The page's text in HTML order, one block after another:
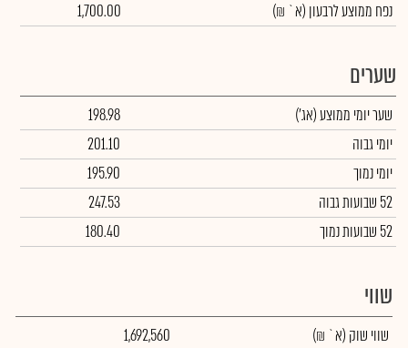
נפח ממוצע לרבעון (א` ₪)
1,700.00
שערים
שער יומי ממוצע(אג')
198.98
יומי גבוה
201.10
יומי נמוך
195.90
52 שבועות גבוה
247.53
52 שבועות נמוך
180.40
שווי
שווי שוק (א` ₪)
1,692,560